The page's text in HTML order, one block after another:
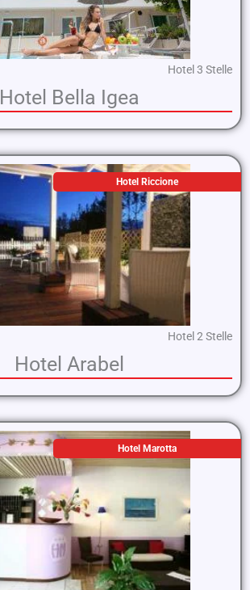
Hotel 3 Stelle
Hotel Bella Igea
Hotel Riccione
Hotel 2 Stelle
Hotel Arabel
Hotel Marotta